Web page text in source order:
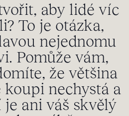
aby lidé víc
To je otázka,
nejednomu
Pomůže vám,
že většina
nechystá a
je ani váš skvělý